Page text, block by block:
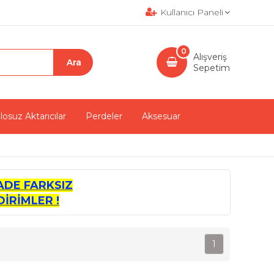
Kullanıcı Paneli
Alışveriş
Sepetim
0
Aktarıcılar Perdeler Aksesuar
FARKSIZ
!
1